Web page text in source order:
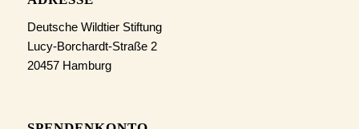
Deutsche Wildtier Stiftung
Lucy-Borchardt-Straße 2
20457 Hamburg